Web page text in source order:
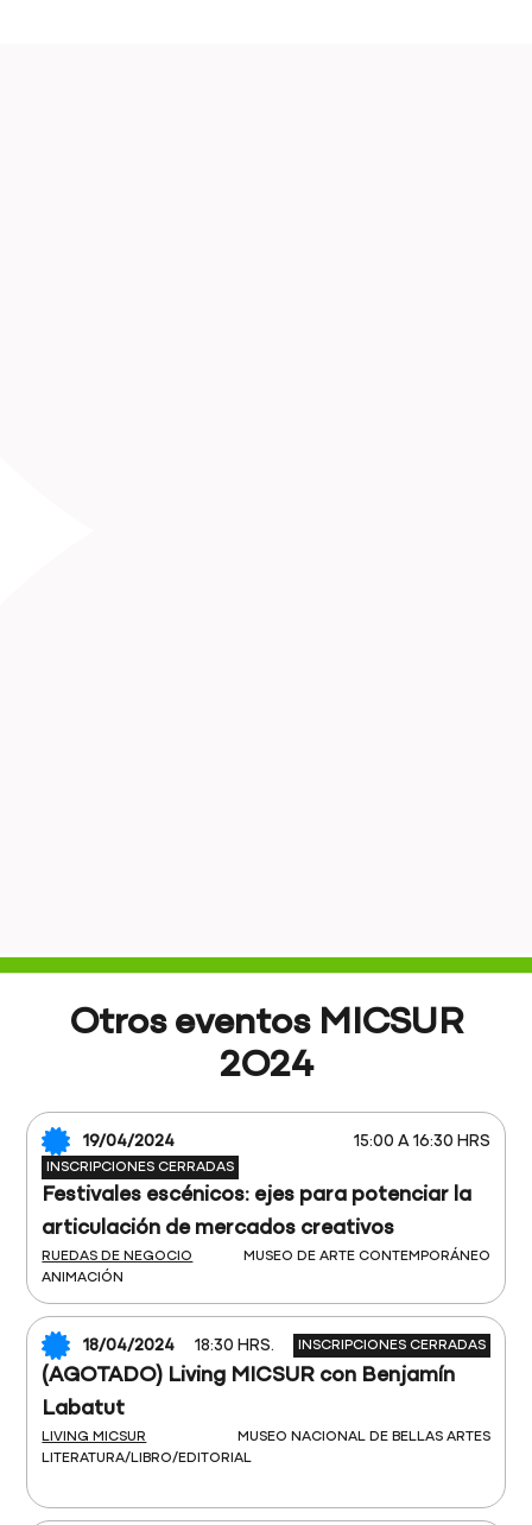
Otros eventos MICSUR
2O24
19/04/2024 15:00 A 16:30 HRS
INSCRIPCIONES CERRADAS
Festivales escénicos: ejes para potenciar la
articulación de mercados creativos
RUEDAS DE NEGOCIO
MUSEO DE ARTE CONTEMPORÁNEO
ANIMACIÓN
18/04/2024 18:30 HRS. INSCRIPCIONES CERRADAS
(AGOTADO) Living MICSUR con Benjamín
Labatut
LIVING MICSUR
MUSEO NACIONAL DE BELLAS ARTES
LITERATURA/LIBRO/EDITORIAL